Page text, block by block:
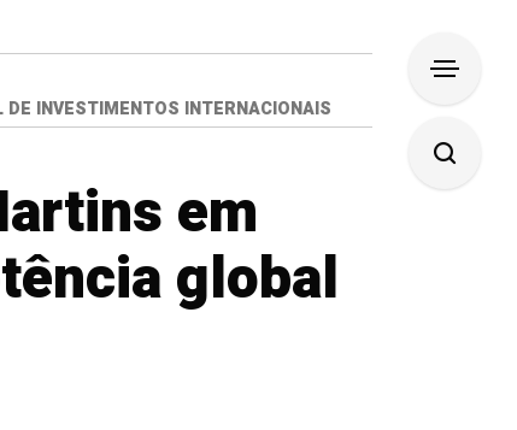
INVESTIMENTOS INTERNACIONAIS
em
global